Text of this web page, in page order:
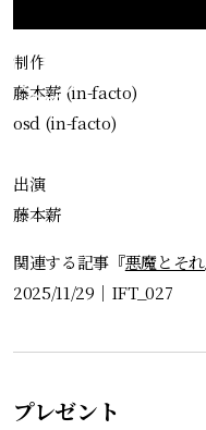
制作
藤本薪 (in-facto)
osd (in-facto)
出演
藤本薪
関連する記事『悪魔とそれ
2025/11/29 ｜ IFT_027
プレゼント